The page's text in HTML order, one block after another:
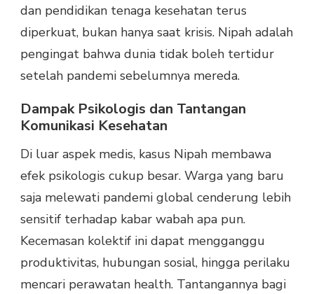
dan pendidikan tenaga kesehatan terus
diperkuat, bukan hanya saat krisis. Nipah adalah
pengingat bahwa dunia tidak boleh tertidur
setelah pandemi sebelumnya mereda.
Dampak Psikologis dan Tantangan
Komunikasi Kesehatan
Di luar aspek medis, kasus Nipah membawa
efek psikologis cukup besar. Warga yang baru
saja melewati pandemi global cenderung lebih
sensitif terhadap kabar wabah apa pun.
Kecemasan kolektif ini dapat mengganggu
produktivitas, hubungan sosial, hingga perilaku
mencari perawatan health. Tantangannya bagi